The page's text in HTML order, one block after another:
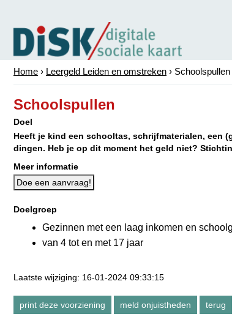
Home › Leergeld Leiden en omstreken › Schoolspullen
Schoolspullen
Doel
Heeft je kind een schooltas, schrijfmaterialen, een
dingen. Heb je op dit moment het geld niet?
Meer informatie
Doe een aanvraag!
Doelgroep
Gezinnen met een laag inkomen en
van 4 tot en met 17 jaar
Laatste wijziging: 16-01-2024 09:33:15